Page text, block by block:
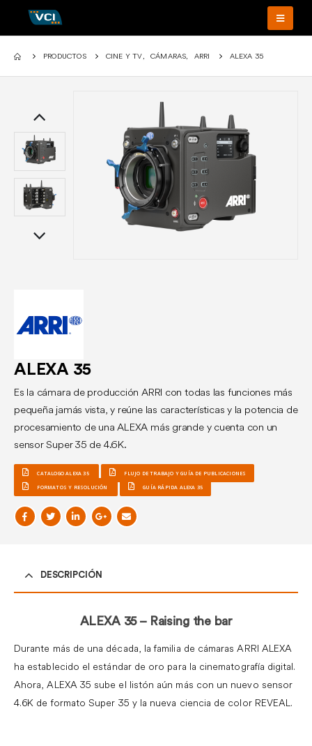
PRODUCTOS CINE Y TV, CÁMARAS, ARRI ALEXA 35
ALEXA 35
Es la cámara de producción ARRI con todas las funciones más
pequeña jamás vista, y reúne las características y la potencia de
procesamiento de una ALEXA más grande y cuenta con un
sensor Super 35 de 4.6K.
CATALOGO ALEXA 35
FLUJO DE TRABAJO Y GUÍA DE PUBLICACIONES
FORMATOS Y RESOLUCIÓN
GUÍA RÁPIDA ALEXA 35
DESCRIPCIÓN
ALEXA 35 – Raising the bar
Durante más de una década, la familia de cámaras ARRI ALEXA
ha establecido el estándar de oro para la cinematografía digital.
Ahora, ALEXA 35 sube el listón aún más con un nuevo sensor
4.6K de formato Super 35 y la nueva ciencia de color REVEAL.